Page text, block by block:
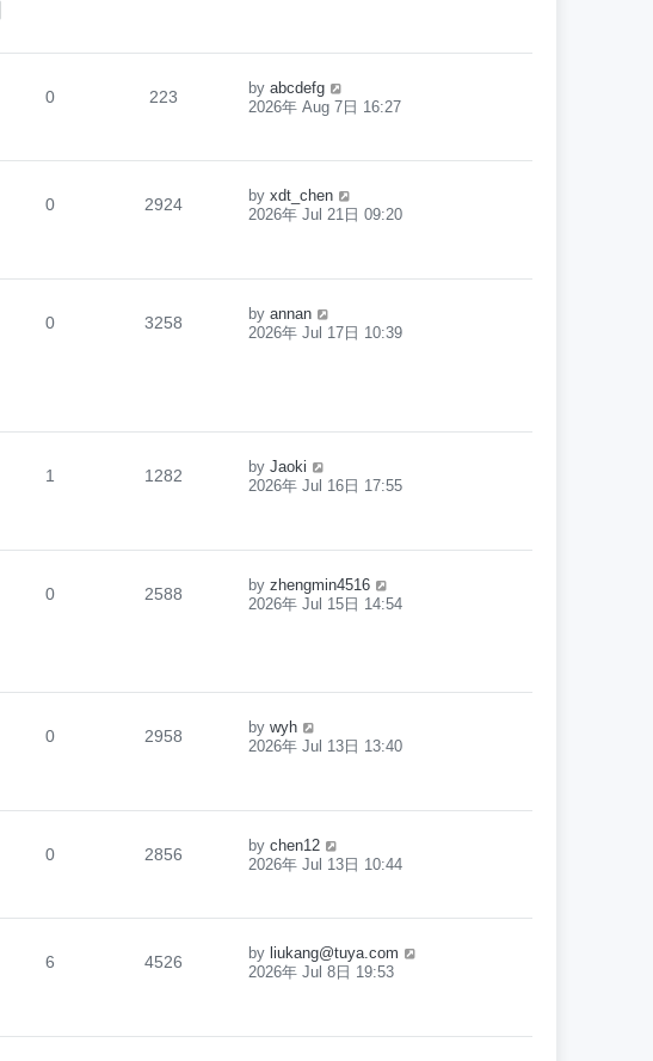
0 223 by abcdefg
2026年 Aug 7日 16:27
0 2924 by xdt_chen
2026年 Jul 21日 09:20
0 3258 by annan
2026年 Jul 17日 10:39
1 1282 by Jaoki
2026年 Jul 16日 17:55
0 2588 by zhengmin4516
2026年 Jul 15日 14:54
0 2958 by wyh
2026年 Jul 13日 13:40
0 2856 by chen12
2026年 Jul 13日 10:44
6 4526 by liukang@tuya.com
2026年 Jul 8日 19:53